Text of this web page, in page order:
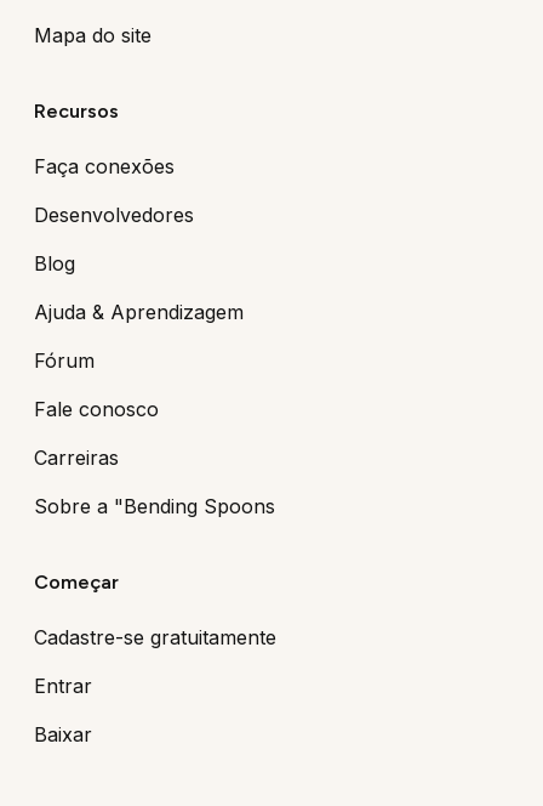
Mapa do site
Recursos
Faça conexões
Desenvolvedores
Blog
Ajuda & Aprendizagem
Fórum
Fale conosco
Carreiras
Sobre a "Bending Spoons
Começar
Cadastre-se gratuitamente
Entrar
Baixar